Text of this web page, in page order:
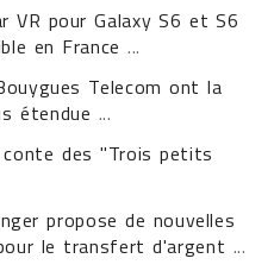
VR pour Galaxy S6 et S6
en France...
Telecom ont la
étendue ...
conte des "Trois petits
propose de nouvelles
le transfert d'argent ...